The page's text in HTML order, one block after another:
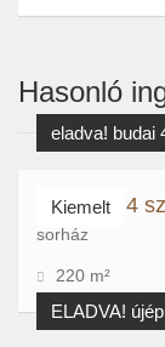
Hasonló
eladva! budai
Kiemelt
Felújított 4
sorház
220 m²
ELADVA!